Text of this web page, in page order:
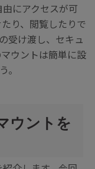
にアクセスが可
り、閲覧したりで
受け渡し、セキュ
ウントは簡単に設
。
ウントを